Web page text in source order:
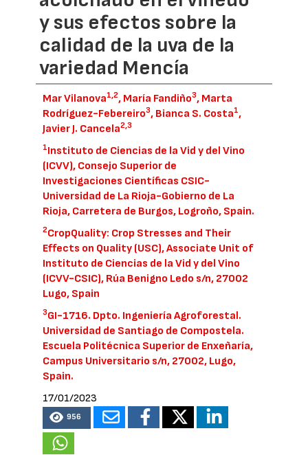
y sus efectos sobre la
calidad de la uva de la
variedad Mencía
Mar Vilanova1,2, María Fandiño3, Marta
Rodríguez-Febereiro3, Bianca S. Costa1,
Javier J. Cancela2,3
1Instituto de Ciencias de la Vid y del Vino
(ICVV), Consejo Superior de
Investigaciones Científicas CSIC-
Universidad de La Rioja-Gobierno de La
Rioja, Carretera de Burgos, Logroño, Spain.
2CropQuality: Crop Stresses and Their
Effects on Quality (USC), Associate Unit of
Instituto de Ciencias de la Vid y del Vino
(ICVV-CSIC), Rúa Benigno Ledo s/n, 27002
Lugo, Spain
3GI-1716. Dpto. Ingeniería Agroforestal.
Universidad de Santiago de Compostela.
Escuela Politécnica Superior de Enxeñaría,
Campus Universitario s/n, 27002, Lugo,
Spain.
17/01/2023
956